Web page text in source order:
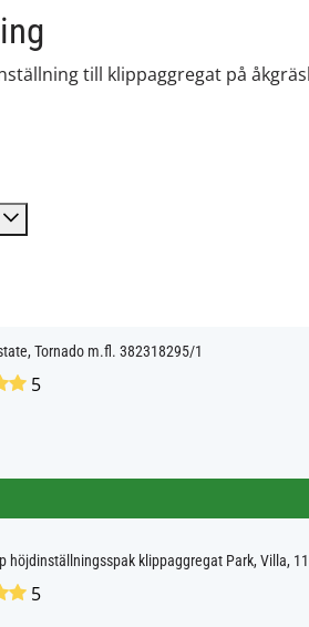
till klippaggregat på
Tornado m.fl. 382318295/1
5
höjdinställningsspak klippaggregat Park, Villa,
5